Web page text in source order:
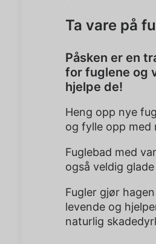
Ta vare på
Påsken er en
for fuglene og
hjelpe de!
Heng opp nye
og fylle opp med
Fuglebad med
også veldig
Fugler gjør
levende og
naturlig